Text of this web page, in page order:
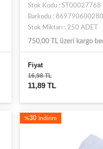
Stok Kodu : ST00027768
Barkodu :
Stok Miktarı : 250 ADET
750,00 TL üzeri kargo
Fiyat
16,98 TL
11,89 TL
%30 İndirim